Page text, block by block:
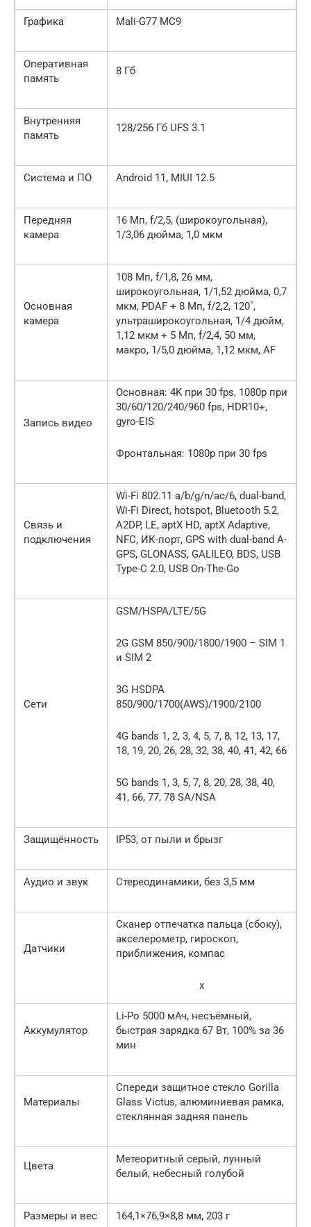
Графика Mali-G77 MC9
Оперативная
память
8 Гб
Внутренняя
память
128/256 Гб UFS 3.1
Система и ПО Android 11, MIUI 12.5
Передняя
камера
16 Мп, f/2,5, (широкоугольная),
1/3,06 дюйма, 1,0 мкм
Основная
камера
108 Мп, f/1,8, 26 мм,
широкоугольная, 1/1,52 дюйма, 0,7
мкм, PDAF + 8 Мп, f/2,2, 120˚,
ультраширокоугольная, 1/4 дюйм,
1,12 мкм + 5 Мп, f/2,4, 50 мм,
макро, 1/5,0 дюйма, 1,12 мкм, AF
Запись видео
Основная: 4K при 30 fps, 1080p при
30/60/120/240/960 fps, HDR10+,
gyro-EIS
Фронтальная: 1080p при 30 fps
Связь и
подключения
Wi-Fi 802.11 a/b/g/n/ac/6, dual-band,
Wi-Fi Direct, hotspot, Bluetooth 5.2,
A2DP, LE, aptX HD, aptX Adaptive,
NFC, ИК-порт, GPS with dual-band A-
GPS, GLONASS, GALILEO, BDS, USB
Type-C 2.0, USB On-The-Go
Сети
GSM/HSPA/LTE/5G
2G GSM 850/900/1800/1900 – SIM 1
и SIM 2
3G HSDPA
850/900/1700(AWS)/1900/2100
4G bands 1, 2, 3, 4, 5, 7, 8, 12, 13, 17,
18, 19, 20, 26, 28, 32, 38, 40, 41, 42, 66
5G bands 1, 3, 5, 7, 8, 20, 28, 38, 40,
41, 66, 77, 78 SA/NSA
Защищённость IP53, от пыли и брызг
Аудио и звук Стереодинамики, без 3,5 мм
Датчики
Сканер отпечатка пальца (сбоку),
акселерометр, гироскоп,
приближения, компас
x
Аккумулятор
Li-Po 5000 мАч, несъёмный,
быстрая зарядка 67 Вт, 100% за 36
мин
Материалы
Спереди защитное стекло Gorilla
Glass Victus, алюминиевая рамка,
стеклянная задняя панель
Цвета
Метеоритный серый, лунный
белый, небесный голубой
Размеры и вес 164,1×76,9×8,8 мм, 203 г